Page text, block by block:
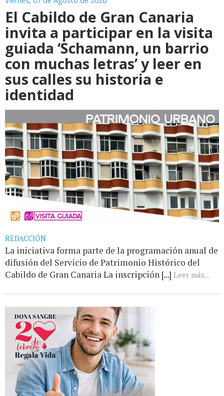
El Cabildo de Gran Canaria
invita a participar en la visita
guiada ‘Schamann, un barrio
con muchas letras’ y leer en
sus calles su historia e
identidad
REDACCIÓN
La iniciativa forma parte de la programación anual de
difusión del Servicio de Patrimonio Histórico del
Cabildo de Gran Canaria La inscripción [...] Leer más...